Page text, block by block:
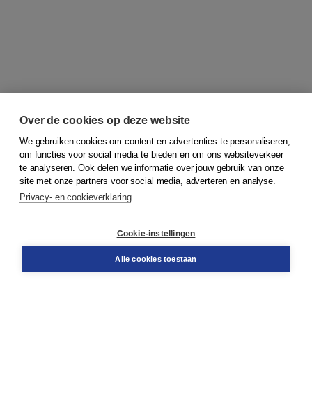
© 2026Koninklijke Boom uitgevers
Klantenservice
Service & informatie
Contact
Over de cookies op deze website
We gebruiken cookies om content en advertenties te personaliseren,
om functies voor social media te bieden en om ons websiteverkeer
te analyseren. Ook delen we informatie over jouw gebruik van onze
site met onze partners voor social media, adverteren en analyse.
Privacy- en cookieverklaring
Cookie-instellingen
Alle cookies toestaan